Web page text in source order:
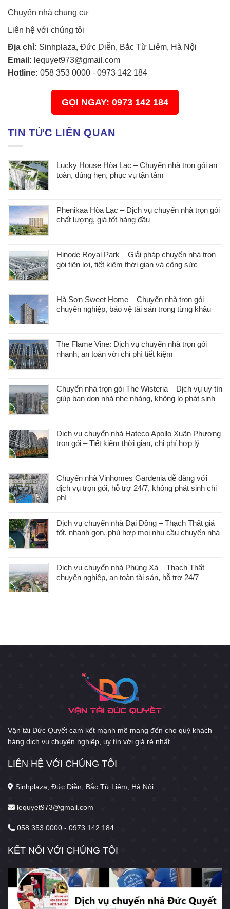
Chuyển nhà chung cư
Liên hệ với chúng tôi
Địa chỉ: Sinhplaza, Đức Diễn, Bắc Từ Liêm, Hà Nội
Email: lequyet973@gmail.com
Hotline: 058 353 0000 - 0973 142 184
GỌI NGAY: 0973 142 184
TIN TỨC LIÊN QUAN
Lucky House Hòa Lạc – Chuyển nhà trọn gói an
toàn, đúng hẹn, phục vụ tận tâm
Phenikaa Hòa Lạc – Dịch vụ chuyển nhà trọn gói
chất lượng, giá tốt hàng đầu
Hinode Royal Park – Giải pháp chuyển nhà trọn
gói tiện lợi, tiết kiệm thời gian và công sức
Hà Sơn Sweet Home – Chuyển nhà trọn gói
chuyên nghiệp, bảo vệ tài sản trong từng khâu
The Flame Vine: Dịch vụ chuyển nhà trọn gói
nhanh, an toàn với chi phí tiết kiệm
Chuyển nhà trọn gói The Wisteria – Dịch vụ uy tín
giúp bạn dọn nhà nhẹ nhàng, không lo phát sinh
Dịch vụ chuyển nhà Hateco Apollo Xuân Phương
trọn gói – Tiết kiệm thời gian, chi phí hợp lý
Chuyển nhà Vinhomes Gardenia dễ dàng với
dịch vụ trọn gói, hỗ trợ 24/7, không phát sinh chi
phí
Dịch vụ chuyển nhà Đại Đồng – Thạch Thất giá
tốt, nhanh gọn, phù hợp mọi nhu cầu chuyển nhà
Dịch vụ chuyển nhà Phùng Xá – Thạch Thất
chuyên nghiệp, an toàn tài sản, hỗ trợ 24/7
Vận tải Đức Quyết cam kết mạnh mẽ mang đến cho quý khách
hàng dịch vụ chuyên nghiệp, uy tín với giá rẻ nhất
LIÊN HỆ VỚI CHÚNG TÔI
Sinhplaza, Đức Diễn, Bắc Từ Liêm, Hà Nội
lequyet973@gmail.com
058 353 0000 - 0973 142 184
KẾT NỐI VỚI CHÚNG TÔI